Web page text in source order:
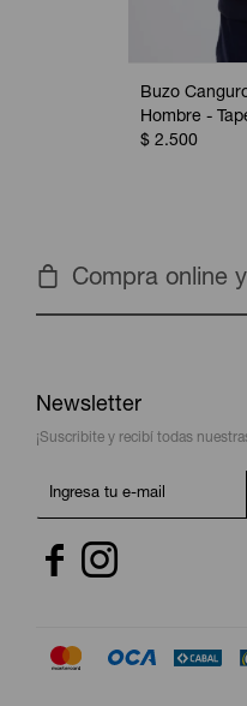
Buzo
Hombre -
$ 2.500
Compra online
Newsletter
¡Suscribite y recibí todas
 